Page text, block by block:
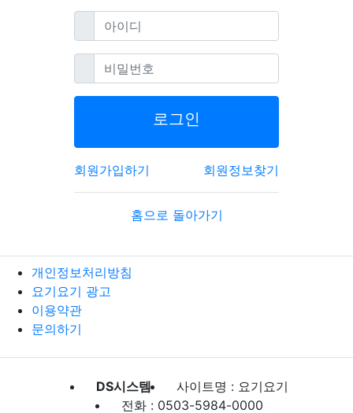
아이디필수
비밀번호필수
로그인
회원가입하기 회원정보찾기
홈으로 돌아가기
개인정보처리방침
요기요기 광고
이용약관
문의하기
DS시스템
사이트명 : 요기요기
전화 : 0503-5984-0000